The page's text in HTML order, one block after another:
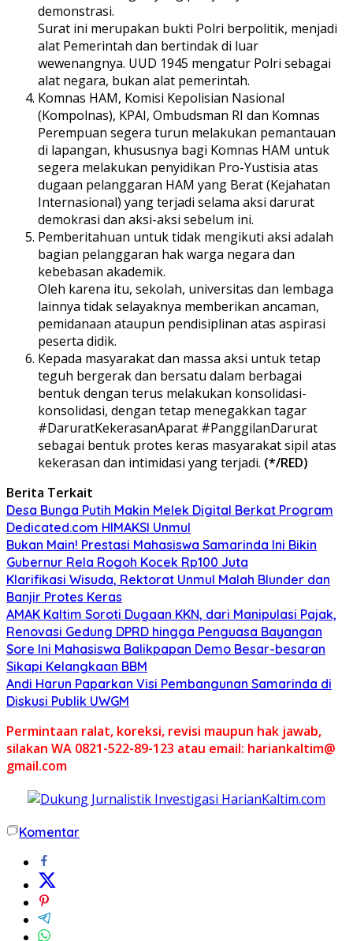
demonstrasi.
Surat ini merupakan bukti Polri berpolitik, menjadi
alat Pemerintah dan bertindak di luar
wewenangnya. UUD 1945 mengatur Polri sebagai
alat negara, bukan alat pemerintah.
Komnas HAM, Komisi Kepolisian Nasional
(Kompolnas), KPAI, Ombudsman RI dan Komnas
Perempuan segera turun melakukan pemantauan
di lapangan, khususnya bagi Komnas HAM untuk
segera melakukan penyidikan Pro-Yustisia atas
dugaan pelanggaran HAM yang Berat (Kejahatan
Internasional) yang terjadi selama aksi darurat
demokrasi dan aksi-aksi sebelum ini.
Pemberitahuan untuk tidak mengikuti aksi adalah
bagian pelanggaran hak warga negara dan
kebebasan akademik.
Oleh karena itu, sekolah, universitas dan lembaga
lainnya tidak selayaknya memberikan ancaman,
pemidanaan ataupun pendisiplinan atas aspirasi
peserta didik.
Kepada masyarakat dan massa aksi untuk tetap
teguh bergerak dan bersatu dalam berbagai
bentuk dengan terus melakukan konsolidasi-
konsolidasi, dengan tetap menegakkan tagar
#DaruratKekerasanAparat #PanggilanDarurat
sebagai bentuk protes keras masyarakat sipil atas
kekerasan dan intimidasi yang terjadi. (*/RED)
Berita Terkait
Desa Bunga Putih Makin Melek Digital Berkat Program
Dedicated.com HIMAKSI Unmul
Bukan Main! Prestasi Mahasiswa Samarinda Ini Bikin
Gubernur Rela Rogoh Kocek Rp100 Juta
Klarifikasi Wisuda, Rektorat Unmul Malah Blunder dan
Banjir Protes Keras
AMAK Kaltim Soroti Dugaan KKN, dari Manipulasi Pajak,
Renovasi Gedung DPRD hingga Penguasa Bayangan
Sore Ini Mahasiswa Balikpapan Demo Besar-besaran
Sikapi Kelangkaan BBM
Andi Harun Paparkan Visi Pembangunan Samarinda di
Diskusi Publik UWGM
Permintaan ralat, koreksi, revisi maupun hak jawab,
silakan WA 0821-522-89-123 atau email: hariankaltim@
gmail.com
Komentar